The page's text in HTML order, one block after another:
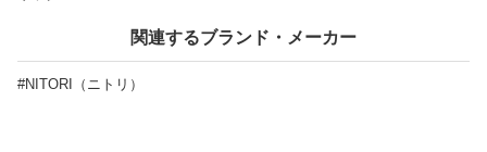
関連するブランド・メーカー
#NITORI（ニトリ）